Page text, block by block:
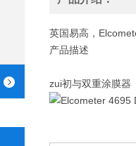
英国易高，
产品描述
zui初与双重涂膜器